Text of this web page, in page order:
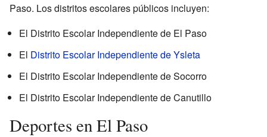
Paso. Los distritos escolares públicos incluyen:
El Distrito Escolar Independiente de El Paso
El Distrito Escolar Independiente de Ysleta
El Distrito Escolar Independiente de Socorro
El Distrito Escolar Independiente de Canutillo
Deportes en El Paso